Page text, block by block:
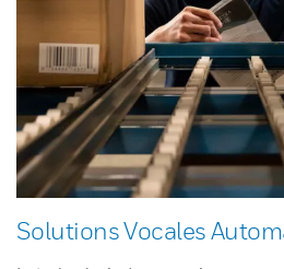
Solutions Vocales